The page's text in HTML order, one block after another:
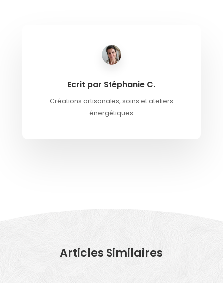
Ecrit par Stéphanie C.
Créations artisanales, soins et ateliers
énergétiques
Articles Similaires